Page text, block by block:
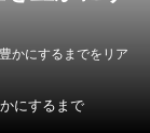
かにするまでをリア
にするまで